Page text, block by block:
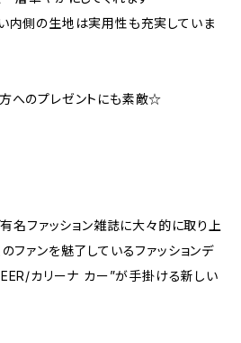
内側の生地は実用性も充実していま
へのプレゼントにも素敵☆
有名ファッション雑誌に大々的に取り上
ファンを魅了しているファッションデ
カリーナ カー”が手掛ける新しい